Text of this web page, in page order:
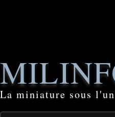
La miniature sous